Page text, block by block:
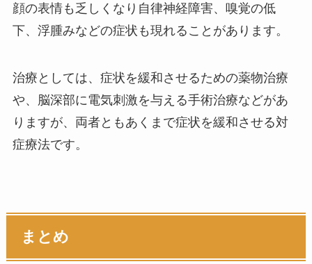
顔の表情も乏しくなり自律神経障害、嗅覚の低
下、浮腫みなどの症状も現れることがあります。
治療としては、症状を緩和させるための薬物治療
や、脳深部に電気刺激を与える手術治療などがあ
りますが、両者ともあくまで症状を緩和させる対
症療法です。
まとめ